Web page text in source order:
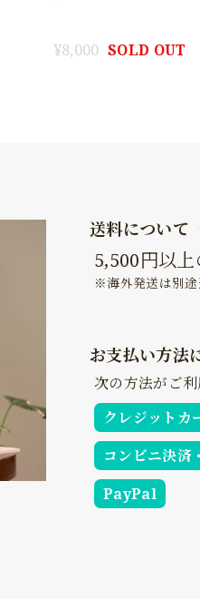
¥8,000 SOLD OUT
送料について
5,500円以
※海外発送は別
お支払い方法
次の方法がご利
クレジットカ
コンビニ決
PayPal